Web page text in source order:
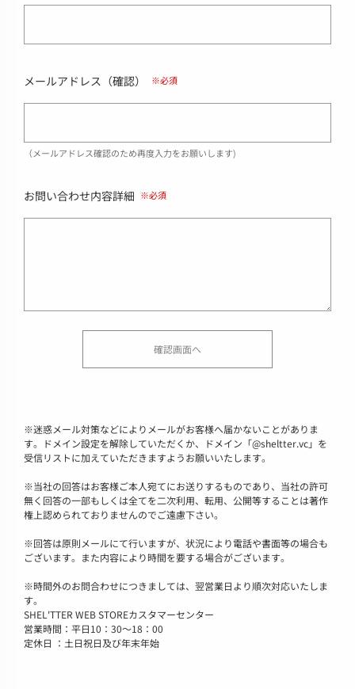
メールアドレス（確認）
（メールアドレス確認のため再度入力をお願いします)
お問い合わせ内容詳細
※迷惑メール対策などによりメールがお客様へ届かないことがありま
す。ドメイン設定を解除していただくか、ドメイン「@sheltter.vc」を
受信リストに加えていただきますようお願いいたします。
※当社の回答はお客様ご本人宛てにお送りするものであり、当社の許可
無く回答の一部もしくは全てを二次利用、転用、公開等することは著作
権上認められておりませんのでご遠慮下さい。
※回答は原則メールにて行いますが、状況により電話や書面等の場合も
ございます。また内容により時間を要する場合がございます。
※時間外のお問合わせにつきましては、翌営業日より順次対応いたしま
す。
SHEL'TTER WEB STOREカスタマーセンター
営業時間：平日10：30～18：00
定休日 ：土日祝日及び年末年始